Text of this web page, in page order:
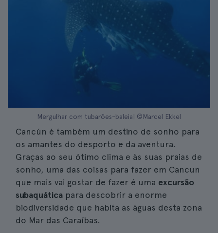
Mergulhar com tubarões-baleia| ©Marcel Ekkel
Cancún é também um destino de sonho para
os amantes do desporto e da aventura.
Graças ao seu ótimo clima e às suas praias de
sonho, uma das coisas para fazer em Cancun
que mais vai gostar de fazer é uma excursão
subaquática para descobrir a enorme
biodiversidade que habita as águas desta zona
do Mar das Caraíbas.